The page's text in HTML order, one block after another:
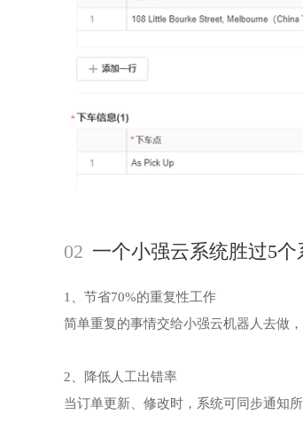
02 一个小强云系统胜过5
1、节省70%的重复性工作
简单重复的事情交给小强云机器人去做
2、降低人工出错率
当订单更新、修改时，系统可同步通知